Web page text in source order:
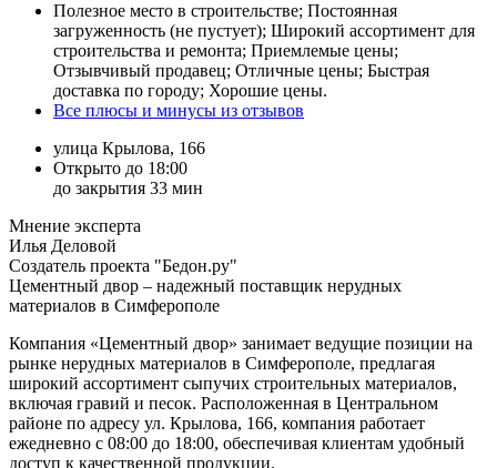
Полезное место в строительстве; Постоянная
загруженность (не пустует); Широкий ассортимент для
строительства и ремонта; Приемлемые цены;
Отзывчивый продавец; Отличные цены; Быстрая
доставка по городу; Хорошие цены.
Все плюсы и минусы из отзывов
улица Крылова, 166
Открыто до 18:00
до закрытия 33 мин
Мнение эксперта
Илья Деловой
Создатель проекта "Бедон.ру"
Цементный двор – надежный поставщик нерудных
материалов в Симферополе
Компания «Цементный двор» занимает ведущие позиции на
рынке нерудных материалов в Симферополе, предлагая
широкий ассортимент сыпучих строительных материалов,
включая гравий и песок. Расположенная в Центральном
районе по адресу ул. Крылова, 166, компания работает
ежедневно с 08:00 до 18:00, обеспечивая клиентам удобный
доступ к качественной продукции.